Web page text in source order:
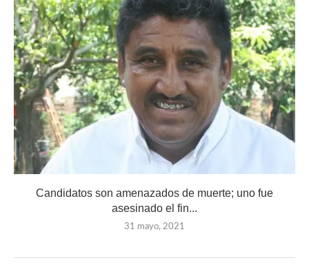
Candidatos son amenazados de muerte; uno fue
asesinado el fin...
31 mayo, 2021